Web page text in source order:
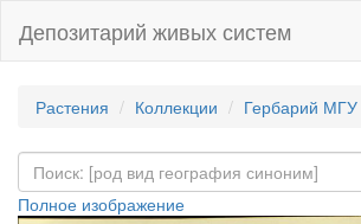
Депозитарий живых систем
Растения Коллекции Гербарий МГУ
Полное изображение